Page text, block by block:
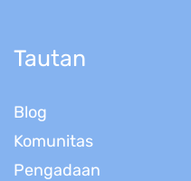
Tautan
Blog
Komunitas
Pengadaan